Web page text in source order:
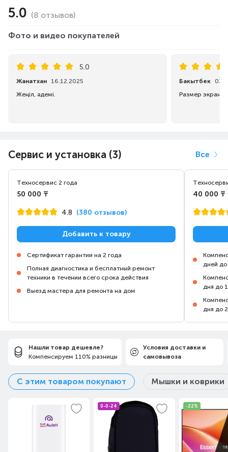
5.0 (8 отзывов)
Фото и видео покупателей
5.0
Жанатхан
16.12.2025
Жеңіл, әдемі.
Бакытбек
Размер экрана,
Сервис и установка (3) Все
Техносервис 2 года
50 000 ₸
4.8 (380 отзывов)
Добавить к товару
Сертификат гарантии на 2 года
Полная диагностика и бесплатный ремонт
техники в течении всего срока действия
Выезд мастера для ремонта на дом
40 000 ₸
дней до
дня до
дня до
Нашли товар дешевле?
Компенсируем 110% разницы
Условия доставки и
самовывоза
С этим товаром покупают Мышки и коврики
0-0-24 -22%